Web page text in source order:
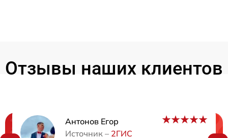
Отзывы наших клиентов
Антонов Егор
Источник – 2ГИС